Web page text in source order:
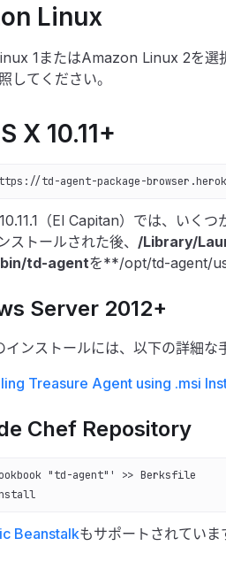
Linux
1またはAmazon Linux 2を選
してください。
X 10.11+
td-agent-package-
（El Capitan）では、いく
ストールされた後、 /Library/
td-agentを**/opt/td-agent/
Server 2012+
ンストールには、以下の詳細な
Treasure Agent using .msi
Chef Repository
"td-agent"' >> Berksfile
Beanstalkもサポートされていま